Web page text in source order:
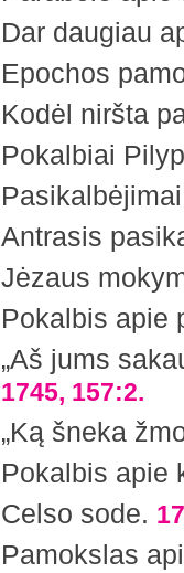
Dar daugiau
Epochos
Kodėl niršta
Pokalbiai
Antrasis
Jėzaus
Pokalbis apie
„Aš jums
1745, 157:2.
„Ką šneka
Pokalbis apie
Celso sode.
Pamokslas